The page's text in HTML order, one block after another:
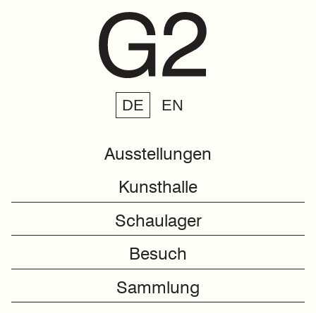
DE EN
Ausstellungen
Kunsthalle
Schaulager
Besuch
Sammlung